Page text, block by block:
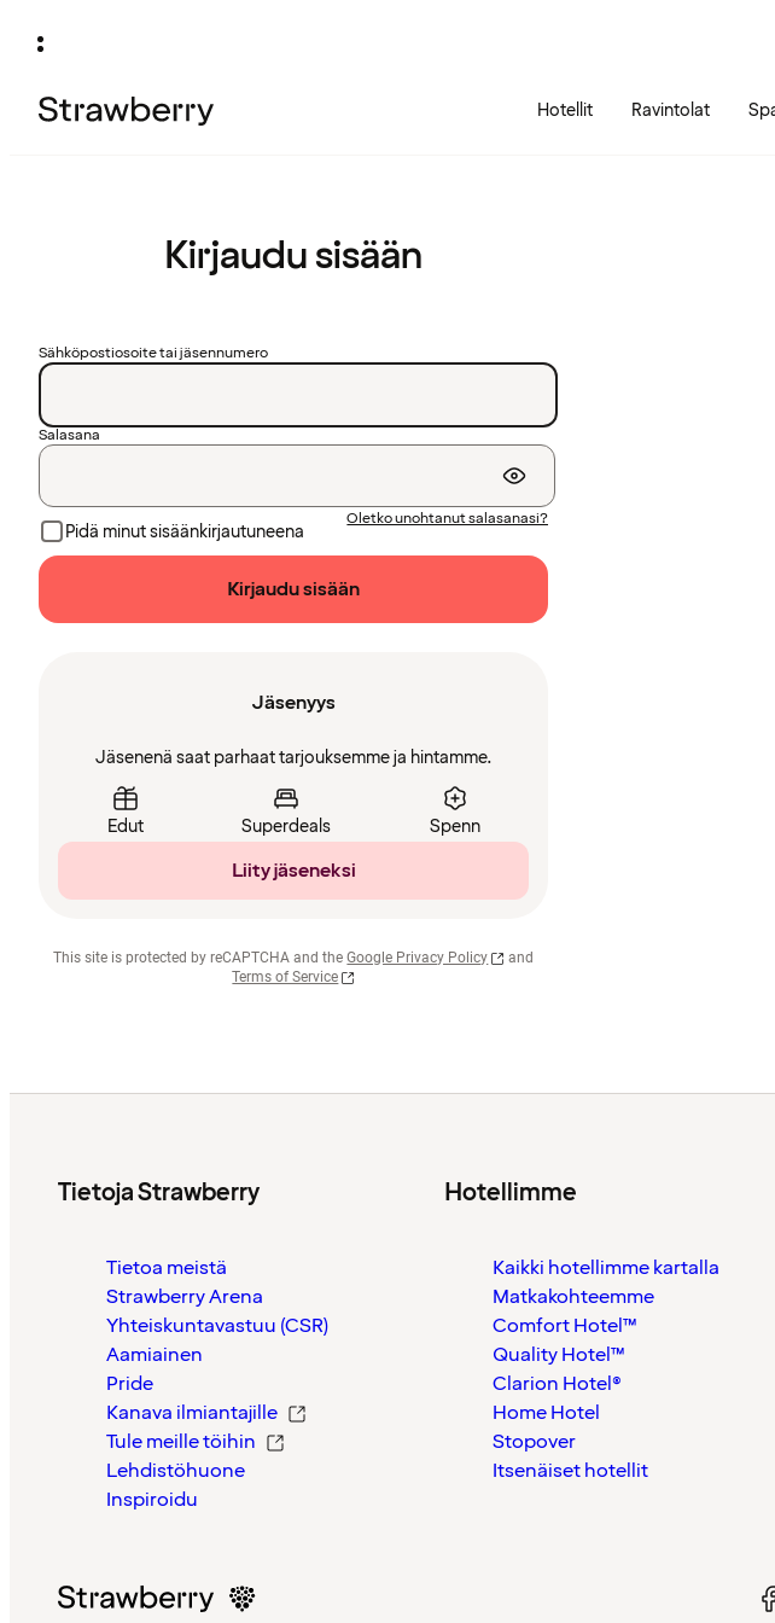
Hotellit Ravintolat
Kirjaudu sisään
Sähköpostiosoite tai jäsennumero
Salasana
Pidä minut sisäänkirjautuneena
Oletko unohtanut salasanasi?
Kirjaudu sisään
Jäsenyys
Jäsenenä saat parhaat tarjouksemme ja hintamme.
Edut Superdeals Spenn
Liity jäseneksi
This site is protected by reCAPTCHA and the Google Privacy Policy
and
Terms of Service
Tietoja Strawberry
Tietoa meistä
Strawberry Arena
Yhteiskuntavastuu (CSR)
Aamiainen
Pride
Kanava ilmiantajille
Tule meille töihin
Lehdistöhuone
Inspiroidu
Hotellimme
Kaikki hotellimme kartalla
Matkakohteemme
Comfort Hotel™
Quality Hotel™
Clarion Hotel®
Home Hotel
Stopover
Itsenäiset hotellit